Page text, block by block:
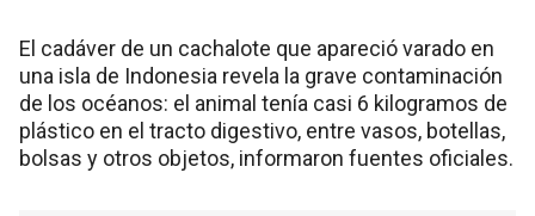
El cadáver de un cachalote que apareció varado en
una isla de Indonesia revela la grave contaminación
de los océanos: el animal tenía casi 6 kilogramos de
plástico en el tracto digestivo, entre vasos, botellas,
bolsas y otros objetos, informaron fuentes oficiales.